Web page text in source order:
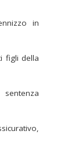
in
figli della